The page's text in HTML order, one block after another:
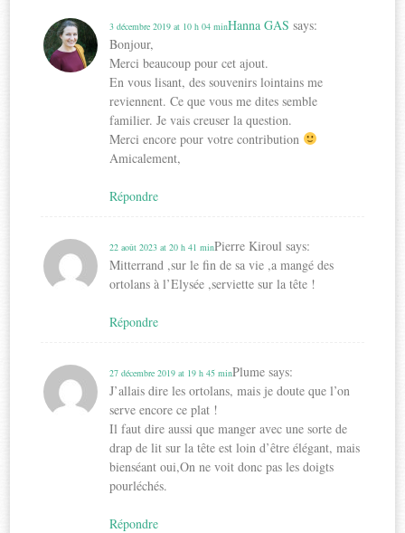
Hanna GAS says:
3 décembre 2019 at 10 h 04 min
Bonjour,
Merci beaucoup pour cet ajout.
En vous lisant, des souvenirs lointains me
reviennent. Ce que vous me dites semble
familier. Je vais creuser la question.
Merci encore pour votre contribution
Amicalement,
Répondre
Pierre Kiroul says:
22 août 2023 at 20 h 41 min
Mitterrand ,sur le fin de sa vie ,a mangé des
ortolans à l’Elysée ,serviette sur la tête !
Répondre
Plume says:
27 décembre 2019 at 19 h 45 min
J’allais dire les ortolans, mais je doute que l’on
serve encore ce plat !
Il faut dire aussi que manger avec une sorte de
drap de lit sur la tête est loin d’être élégant, mais
bienséant oui,On ne voit donc pas les doigts
pourléchés.
Répondre